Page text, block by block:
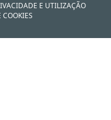
E UTILIZAÇÃO
COOKIES